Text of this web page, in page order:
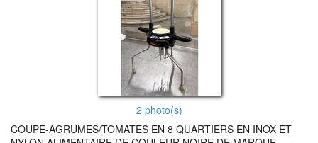
2 photo(s)
COUPE-AGRUMES/TOMATES EN 8 QUARTIERS EN INOX ET